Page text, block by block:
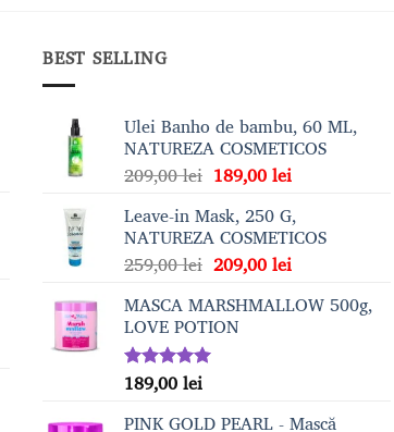
BEST SELLING
Ulei Banho de bambu, 60 ML,
NATUREZA COSMETICOS
209,00lei Prețul
a
fost:
209,00 lei.
189,00leiPrețul
este:
189,00 lei.
Leave-in Mask, 250 G,
NATUREZA COSMETICOS
259,00lei Prețul
a
fost:
209,00leiPrețul
este:
MASCA MARSHMALLOW 500g,
LOVE POTION
Evaluat la
5.00din 5
189,00lei
PINK GOLD PEARL - Mască